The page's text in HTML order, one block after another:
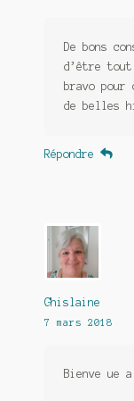
De bons
d’être
bravo pour
de belles
Répondre
Ghislaine
7 mars 2018
Bienve ue